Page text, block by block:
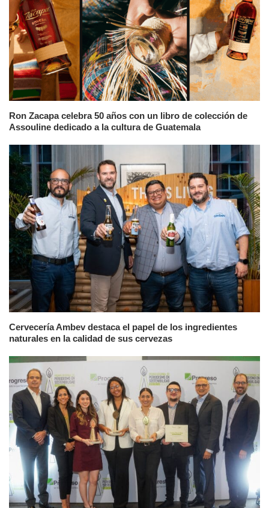
Ron Zacapa celebra 50 años con un libro de colección de
Assouline dedicado a la cultura de Guatemala
Cervecería Ambev destaca el papel de los ingredientes
naturales en la calidad de sus cervezas